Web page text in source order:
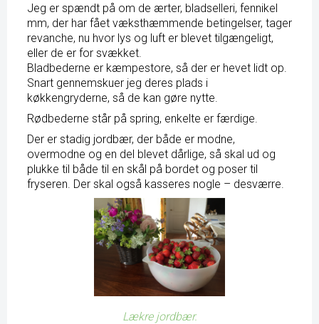
Jeg er spændt på om de ærter, bladselleri, fennikel
mm, der har fået væksthæmmende betingelser, tager
revanche, nu hvor lys og luft er blevet tilgængeligt,
eller de er for svækket.
Bladbederne er kæmpestore, så der er hevet lidt op.
Snart gennemskuer jeg deres plads i
køkkengryderne, så de kan gøre nytte.
Rødbederne står på spring, enkelte er færdige.
Der er stadig jordbær, der både er modne,
overmodne og en del blevet dårlige, så skal ud og
plukke til både til en skål på bordet og poser til
fryseren. Der skal også kasseres nogle – desværre.
Lækre jordbær.